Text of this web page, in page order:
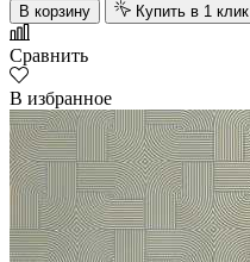
В корзину Купить в 1 клик
Сравнить
В избранное